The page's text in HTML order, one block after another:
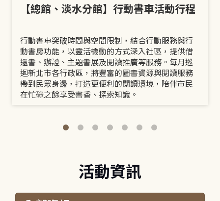
【總館、淡水分館】行動書車活動行程
行動書車突破時間與空間限制，結合行動服務與行
動書房功能，以靈活機動的方式深入社區，提供借
還書、辦證、主題書展及閱讀推廣等服務。每月巡
迴新北市各行政區，將豐富的圖書資源與閱讀服務
帶到民眾身邊，打造更便利的閱讀環境，陪伴市民
在忙碌之餘享受書香、探索知識。
活動資訊